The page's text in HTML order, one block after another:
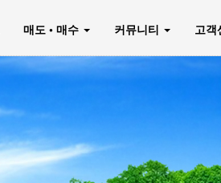
매도 • 매수 커뮤니티 고객